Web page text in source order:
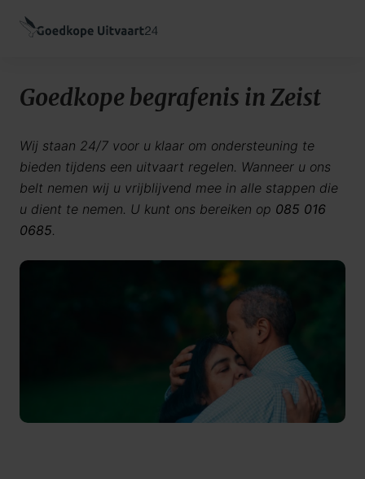
Goedkope begrafenis in Zeist
Wij staan 24/7 voor u klaar om ondersteuning te
bieden tijdens een uitvaart regelen. Wanneer u ons
belt nemen wij u vrijblijvend mee in alle stappen die
u dient te nemen. U kunt ons bereiken op 085 016
0685.